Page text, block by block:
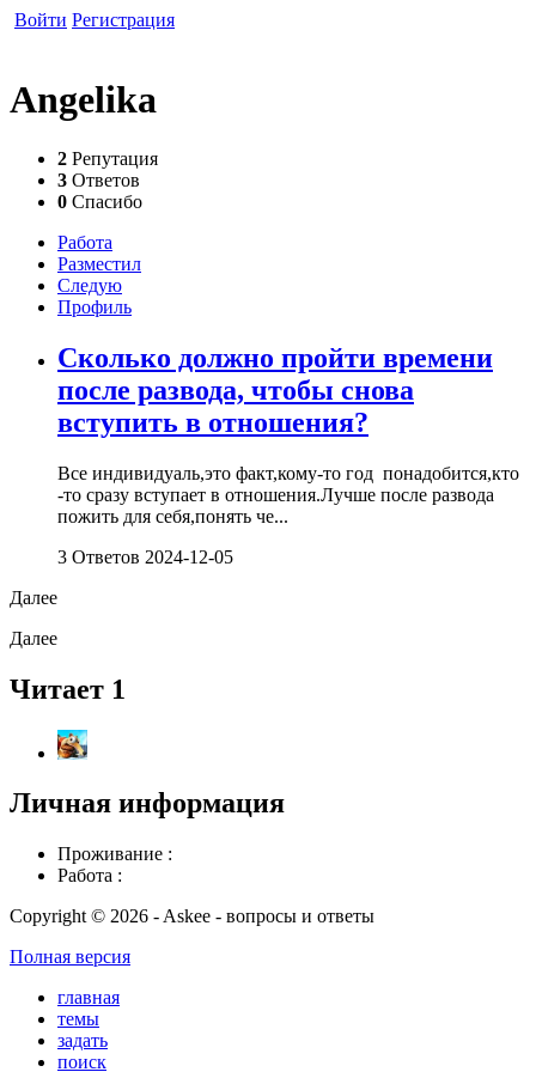
Войти Регистрация
Angelika
2 Репутация
3 Ответов
0 Спасибо
Работа
Разместил
Следую
Профиль
Сколько должно пройти времени
после развода, чтобы снова
вступить в отношения?
Все индивидуаль,это факт,кому-то год понадобится,кто
-то сразу вступает в отношения.Лучше после развода
пожить для себя,понять че...
3 Ответов 2024-12-05
Далее
Далее
Читает 1
Личная информация
Проживание :
Работа :
Copyright © 2026 - Askee - вопросы и ответы
Полная версия
главная
темы
задать
поиск